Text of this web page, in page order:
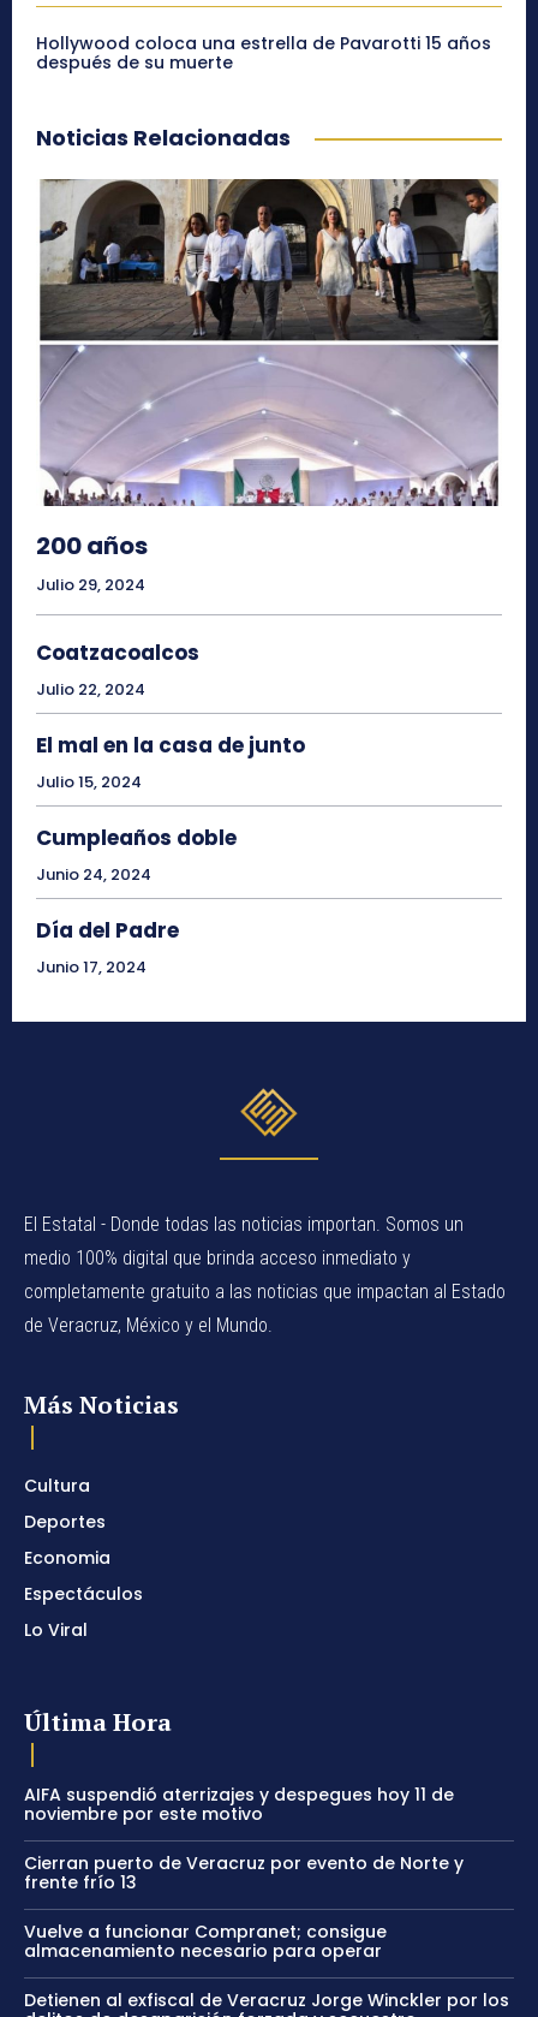
Hollywood coloca una estrella de Pavarotti 15 años
después de su muerte
Noticias Relacionadas
200 años
Julio 29, 2024
Coatzacoalcos
Julio 22, 2024
El mal en la casa de junto
Julio 15, 2024
Cumpleaños doble
Junio 24, 2024
Día del Padre
Junio 17, 2024
El Estatal - Donde todas las noticias importan. Somos un
medio 100% digital que brinda acceso inmediato y
completamente gratuito a las noticias que impactan al Estado
de Veracruz, México y el Mundo.
Más Noticias
Cultura
Deportes
Economia
Espectáculos
Lo Viral
Última Hora
AIFA suspendió aterrizajes y despegues hoy 11 de
noviembre por este motivo
Cierran puerto de Veracruz por evento de Norte y
frente frío 13
Vuelve a funcionar Compranet; consigue
almacenamiento necesario para operar
Detienen al exfiscal de Veracruz Jorge Winckler por los